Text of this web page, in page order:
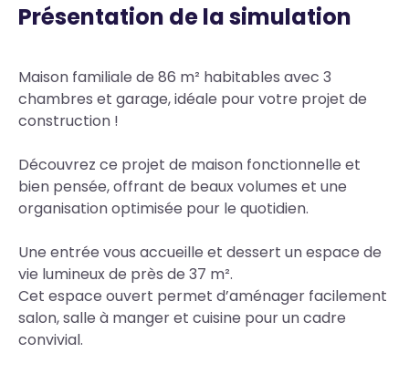
Présentation de la simulation
Body
Maison familiale de 86 m² habitables avec 3
chambres et garage, idéale pour votre projet de
construction !
Découvrez ce projet de maison fonctionnelle et
bien pensée, offrant de beaux volumes et une
organisation optimisée pour le quotidien.
Une entrée vous accueille et dessert un espace de
vie lumineux de près de 37 m².
Cet espace ouvert permet d’aménager facilement
salon, salle à manger et cuisine pour un cadre
convivial.